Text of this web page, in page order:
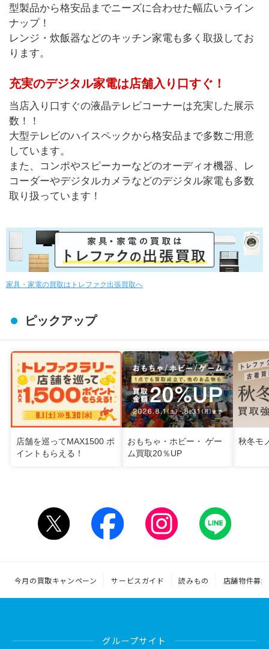
型製品から格安品までニーズに合わせた幅広いライン
ナップ！
レンジ・炊飯器などのキッチン家電も多く取扱してお
ります。
充実のデジタル家電は店舗入り口すぐ！
当店入り口すぐの液晶テレビコーナーは充実した展示
数！！
大型テレビのハイスペックから格安品まで多数ご用意
しています。
また、コンポやスピーカーなどのオーディオ機器、レ
コーダーやデジタルカメラなどのデジタル家電も多数
取り扱っています！
家具・家電の買取はトレファク出張買取へ
ピックアップ
店舗を巡ってMAX1500 ポ
イントもらえる！
おもちゃ・ホビー・ ゲー
ム買取20％UP
秋冬モ
今月の買取キャンペーン サービスガイド 読みもの 店舗物件募集
グループサイト